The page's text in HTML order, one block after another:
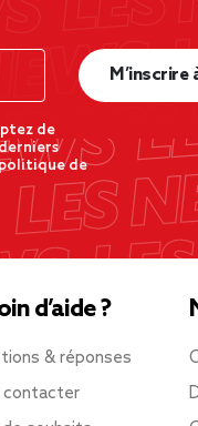
de
de
M’inscrire
d’aide ?
& réponses
contacter